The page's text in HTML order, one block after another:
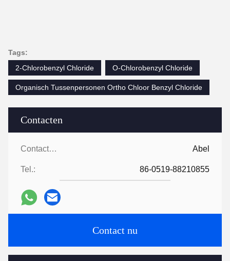
Contacten
Contacten: Abel
Tel.: 86-0519-88210855
Contact nu
Tags:
2-Chlorobenzyl Chloride
O-Chlorobenzyl Chloride
Organisch Tussenpersonen Ortho Chloor Benzyl Chloride